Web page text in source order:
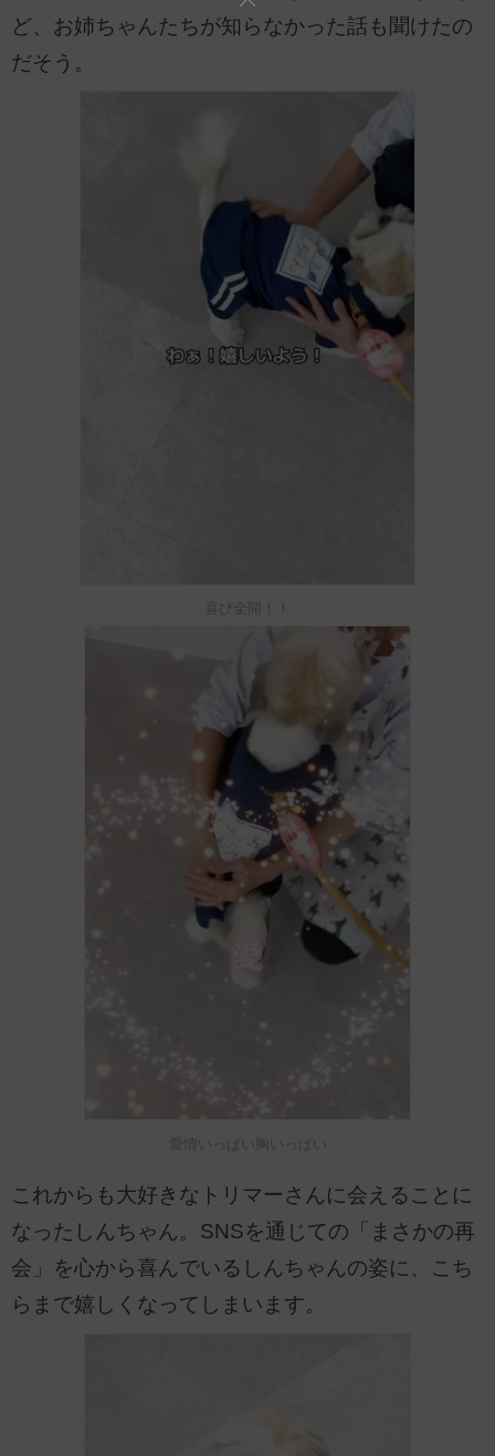
ど、お姉ちゃんたちが知らなかった話も聞けたの
だそう。
喜び全開！！
これからも大好きなトリマーさんに会えることに
なったしんちゃん。SNSを通じての「まさかの再
会」を心から喜んでいるしんちゃんの姿に、こち
らまで嬉しくなってしまいます。